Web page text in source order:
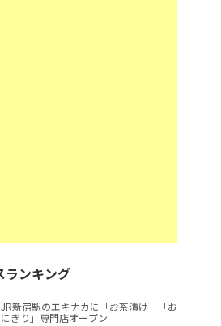
ランキング
JR新宿駅のエキナカに「お茶漬け」「お
にぎり」専門店オープン